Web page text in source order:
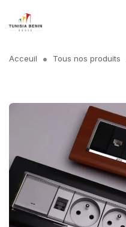
Acceuil Tous nos produits